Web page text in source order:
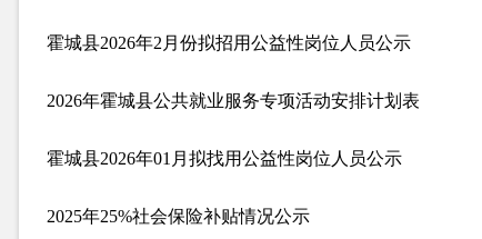
霍城县2026年2月份拟招用公益性岗位人员公示
2026年霍城县公共就业服务专项活动安排计划表
霍城县2026年01月拟找用公益性岗位人员公示
2025年25%社会保险补贴情况公示